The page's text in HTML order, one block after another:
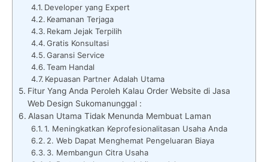
Developer yang Expert
Keamanan Terjaga
Rekam Jejak Terpilih
Gratis Konsultasi
Garansi Service
Team Handal
Kepuasan Partner Adalah Utama
Fitur Yang Anda Peroleh Kalau Order Website di Jasa
Web Design Sukomanunggal :
Alasan Utama Tidak Menunda Membuat Laman
1. Meningkatkan Keprofesionalitasan Usaha Anda
2. Web Dapat Menghemat Pengeluaran Biaya
3. Membangun Citra Usaha